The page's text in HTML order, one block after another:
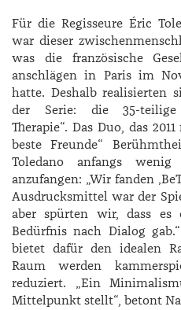
Für die Regisseure ­Éric
war dieser
was die französische
anschlägen in Paris im
hatte. Deshalb realisierten
der Serie: die 35-teilige
Therapie“. Das Duo, das
beste Freunde“
Toledano anfangs
anzufangen: „Wir fanden
Ausdrucksmittel war der
aber spürten wir, dass es
Bedürfnis nach Dialog
bietet dafür den idealen
Raum werden
reduziert. „Ein
Mittelpunkt stellt“, betont